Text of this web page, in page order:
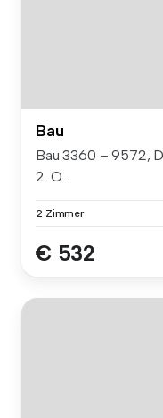
Bau
Bau 3360 – 9572,
2. O...
2 Zimmer
€ 532